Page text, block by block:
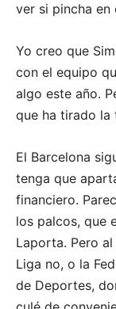
ver si pincha en
Yo creo que
con el equipo
algo este año.
que ha tirado la
El Barcelona
tenga que
financiero.
los palcos, que
Laporta. Pero
Liga no, o la
de Deportes,